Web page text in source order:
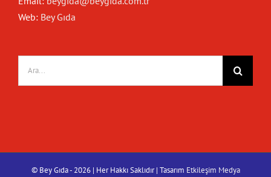
Web: Bey Gıda
© Bey Gıda - 2026 | Her Hakkı Saklıdır | Tasarım Etkileşim Medya